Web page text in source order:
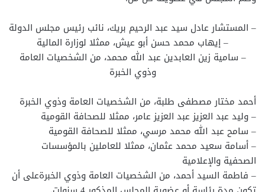
– المستشار عادل سيد عبد الرحيم بريك، نائب رئيس مجلس الدولة
– إيهاب محمد حسن أبو عيش، ممثلا لوزارة المالية
– سامية زين العابدين عبد الله محمد، من الشخصيات العامة
وذوي الخبرة
أحمد مختار مصطفى طلبة، من الشخصيات العامة وذوي الخبرة
– وليد عبد العزيز عبد العزيز عامر، ممثلا للصحافة القومية
– سامح عبد الله محمد مرسي، ممثلا للصحافة القومية
– أسامة سعيد محمد عثمان، ممثلا للعاملين بالمؤسسات
الصحفية والإعلامية
– فاطمة السيد أحمد، من الشخصيات العامة وذوي الخبرةعلى أن